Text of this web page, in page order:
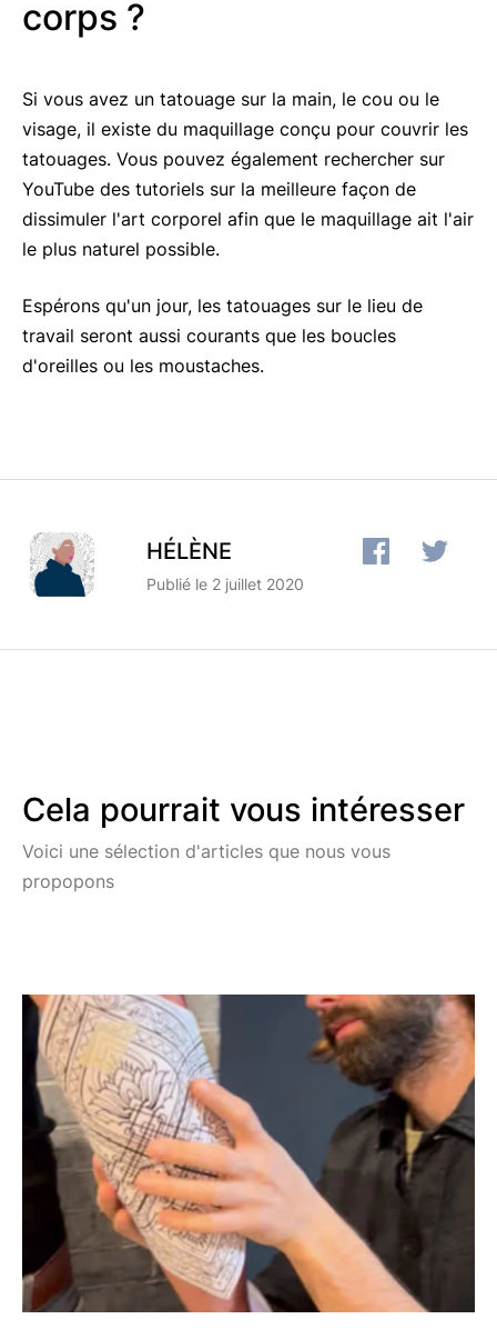
corps ?
Si vous avez un tatouage sur la main, le cou ou le
visage, il existe du maquillage conçu pour couvrir les
tatouages. Vous pouvez également rechercher sur
YouTube des tutoriels sur la meilleure façon de
dissimuler l'art corporel afin que le maquillage ait l'air
le plus naturel possible.
Espérons qu'un jour, les tatouages sur le lieu de
travail seront aussi courants que les boucles
d'oreilles ou les moustaches.
HÉLÈNE
Publié le 2 juillet 2020
Cela pourrait vous intéresser
Voici une sélection d'articles que nous vous
propopons